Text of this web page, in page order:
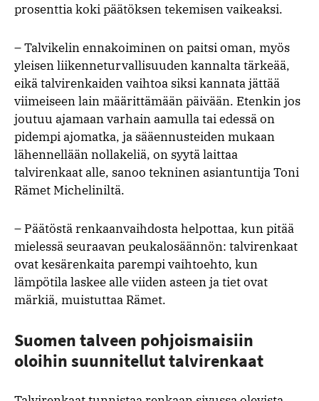
prosenttia koki päätöksen tekemisen vaikeaksi.
– Talvikelin ennakoiminen on paitsi oman, myös
yleisen liikenneturvallisuuden kannalta tärkeää,
eikä talvirenkaiden vaihtoa siksi kannata jättää
viimeiseen lain määrittämään päivään. Etenkin jos
joutuu ajamaan varhain aamulla tai edessä on
pidempi ajomatka, ja sääennusteiden mukaan
lähennellään nollakeliä, on syytä laittaa
talvirenkaat alle, sanoo tekninen asiantuntija Toni
Rämet Micheliniltä.
– Päätöstä renkaanvaihdosta helpottaa, kun pitää
mielessä seuraavan peukalosäännön: talvirenkaat
ovat kesärenkaita parempi vaihtoehto, kun
lämpötila laskee alle viiden asteen ja tiet ovat
märkiä, muistuttaa Rämet.
Suomen talveen pohjoismaisiin
oloihin suunnitellut talvirenkaat